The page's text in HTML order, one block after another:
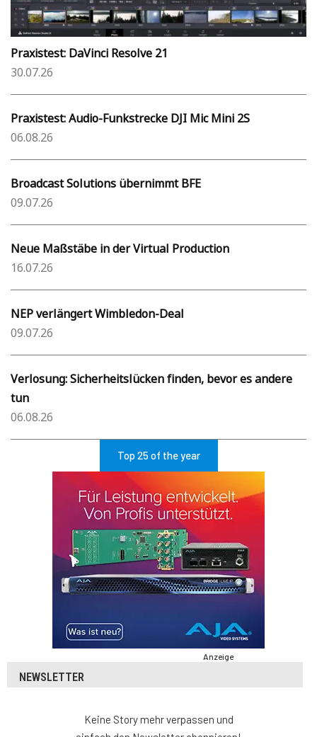
Praxistest: DaVinci Resolve 21
30.07.26
Praxistest: Audio-Funkstrecke DJI Mic Mini 2S
06.08.26
Broadcast Solutions übernimmt BFE
09.07.26
Neue Maßstäbe in der Virtual Production
16.07.26
NEP verlängert Wimbledon-Deal
09.07.26
Verlosung: Sicherheitslücken finden, bevor es andere
tun
06.08.26
Top 25 of the year
Anzeige
NEWSLETTER
Keine Story mehr verpassen und